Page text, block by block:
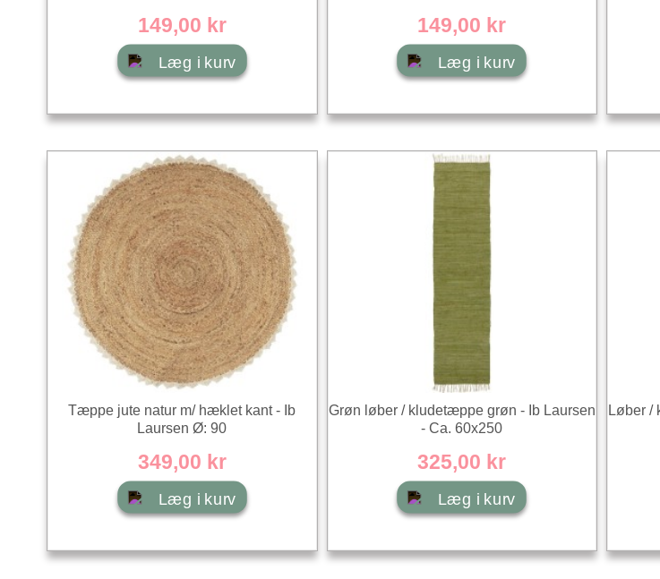
149,00 kr
Læg i kurv
149,00 kr
Læg i kurv
Tæppe jute natur m/ hæklet kant - Ib
Laursen Ø: 90
349,00 kr
Læg i kurv
Grøn løber / kludetæppe grøn - Ib Laursen
- Ca. 60x250
325,00 kr
Læg i kurv
Løber /